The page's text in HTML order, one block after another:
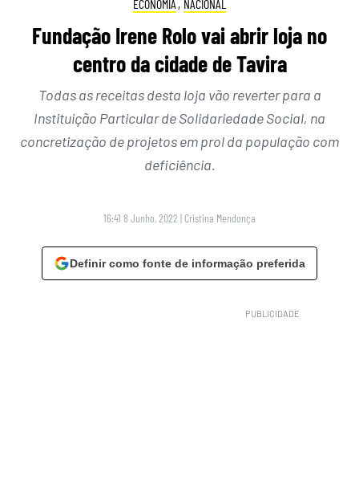
ECONOMIA , NACIONAL
Fundação Irene Rolo vai abrir loja no
centro da cidade de Tavira
Todas as receitas desta loja vão reverter para a
Instituição Particular de Solidariedade Social, na
concretização de projetos em prol da população com
deficiência.
16:41 8 Junho, 2022 | Cristina Mendonça
Definir como fonte de informação preferida